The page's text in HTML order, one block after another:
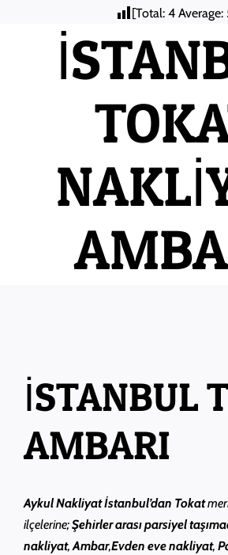
[Total: 4 Average:
İSTANBUL
AMBARI
Aykul Nakliyatİstanbul’dan Tokat
ilçelerine;Şehirler arası parsiyel
nakliyat,Ambar,Evden eve nakliyat,